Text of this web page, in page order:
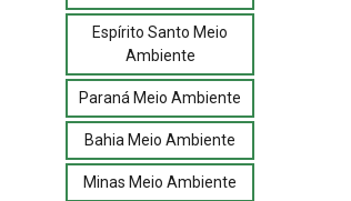
Espírito Santo Meio
Ambiente
Paraná Meio Ambiente
Bahia Meio Ambiente
Minas Meio Ambiente